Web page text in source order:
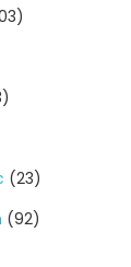
(23)
(92)